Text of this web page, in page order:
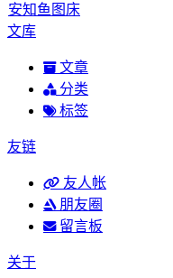
安知鱼图床
文库
文章
分类
标签
友链
友人帐
朋友圈
留言板
关于